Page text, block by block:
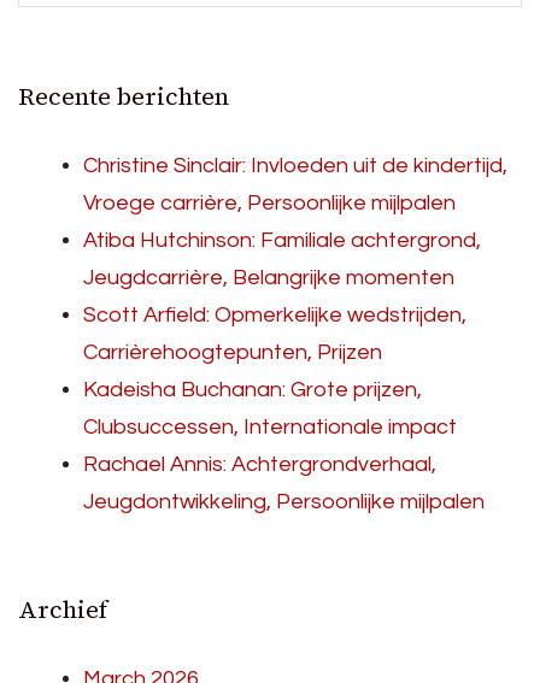
Recente berichten
Christine Sinclair: Invloeden uit de kindertijd,
Vroege carrière, Persoonlijke mijlpalen
Atiba Hutchinson: Familiale achtergrond,
Jeugdcarrière, Belangrijke momenten
Scott Arfield: Opmerkelijke wedstrijden,
Carrièrehoogtepunten, Prijzen
Kadeisha Buchanan: Grote prijzen,
Clubsuccessen, Internationale impact
Rachael Annis: Achtergrondverhaal,
Jeugdontwikkeling, Persoonlijke mijlpalen
Archief
March 2026